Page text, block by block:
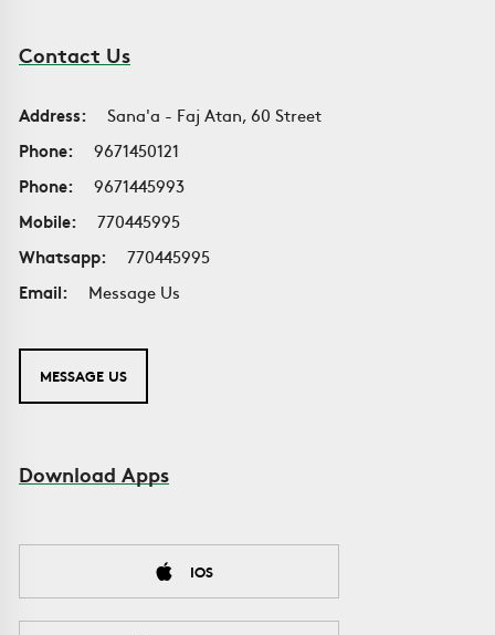
Contact Us
Address:
Sana'a - Faj Atan, 60 Street
Phone:
9671450121
Phone:
9671445993
Mobile:
770445995
Whatsapp:
770445995
Email:
Message Us
MESSAGE US
Download Apps
IOS